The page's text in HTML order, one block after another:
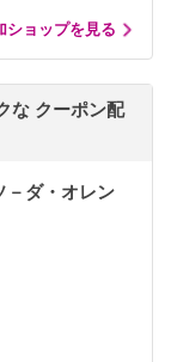
ショップを見る
な クーポン配
－ダ・オレン